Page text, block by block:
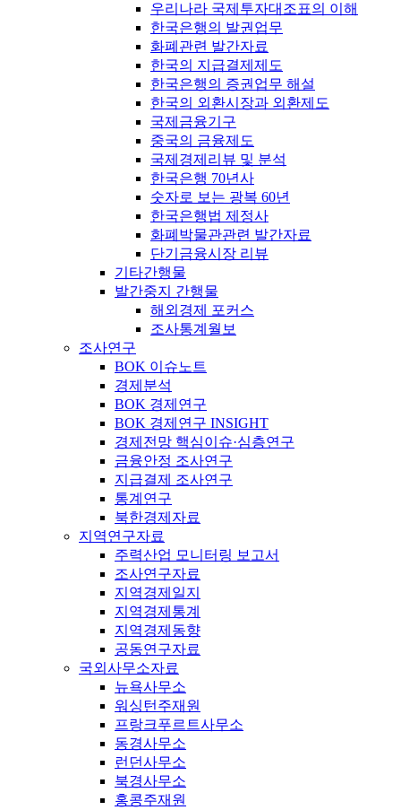
우리나라 국제투자대조표의 이해
한국은행의 발권업무
화폐관련 발간자료
한국의 지급결제제도
한국은행의 증권업무 해설
한국의 외환시장과 외환제도
국제금융기구
중국의 금융제도
국제경제리뷰 및 분석
한국은행 70년사
숫자로 보는 광복 60년
한국은행법 제정사
화폐박물관관련 발간자료
단기금융시장 리뷰
기타간행물
발간중지 간행물
해외경제 포커스
조사통계월보
조사연구
BOK 이슈노트
경제분석
BOK 경제연구
BOK 경제연구 INSIGHT
경제전망 핵심이슈·심층연구
금융안정 조사연구
지급결제 조사연구
통계연구
북한경제자료
지역연구자료
주력산업 모니터링 보고서
조사연구자료
지역경제일지
지역경제통계
지역경제동향
공동연구자료
국외사무소자료
뉴욕사무소
워싱턴주재원
프랑크푸르트사무소
동경사무소
런던사무소
북경사무소
홍콩주재원